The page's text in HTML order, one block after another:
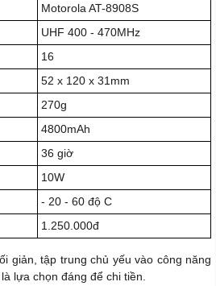
Motorola AT-8908S
UHF 400 - 470MHz
16
52 x 120 x 31mm
270g
4800mAh
36 giờ
10W
- 20 - 60 độ C
1.250.000đ
giản, tập trung chủ yếu vào công năng
lựa chọn đáng để chi tiền.